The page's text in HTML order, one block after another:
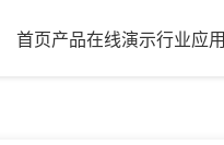
首页产品在线演示行业应